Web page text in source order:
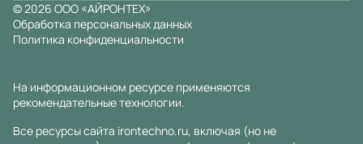
© 2026 ООО «АЙРОНТЕХ»
Обработка персональных данных
Политика конфиденциальности
На информационном ресурсе применяются
рекомендательные технологии.
Все ресурсы сайта irontechno.ru, включая (но не